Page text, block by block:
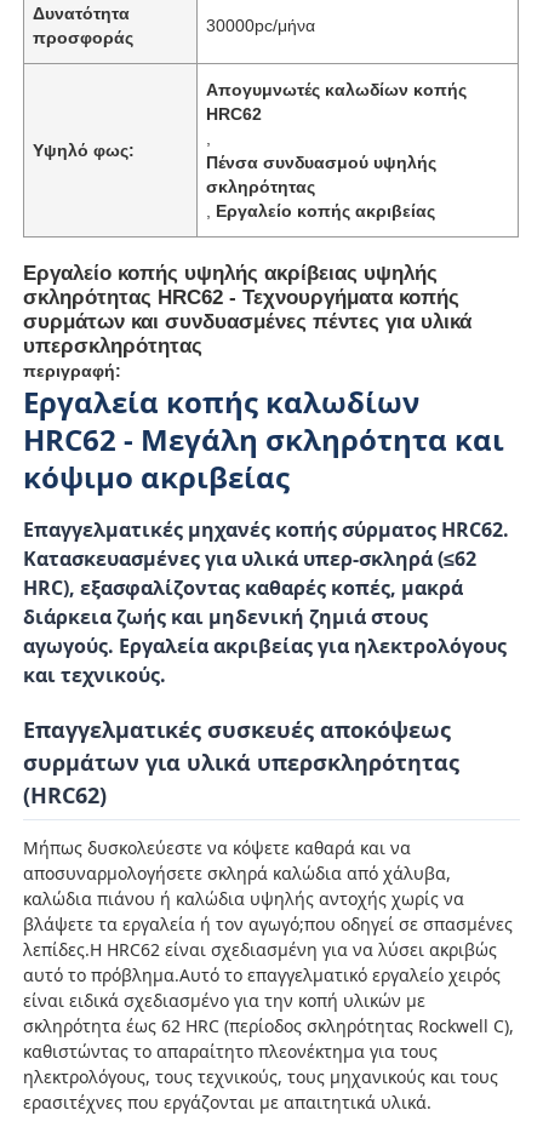
Αρχική Σελίδα
Δυνατότητα
προσφοράς
30000pc/μήνα
Υψηλό φως:
Απογυμνωτές καλωδίων κοπής
HRC62
Πένσα συνδυασμού υψηλής
σκληρότητας
Εργαλείο κοπής ακριβείας
Εργαλείο κοπής υψηλής ακρίβειας υψηλής
σκληρότητας HRC62 - Τεχνουργήματα κοπής
συρμάτων και συνδυασμένες πέντες για υλικά
υπερσκληρότητας
περιγραφή:
Εργαλεία κοπής καλωδίων
HRC62 - Μεγάλη σκληρότητα και
κόψιμο ακριβείας
Επαγγελματικές μηχανές κοπής σύρματος HRC62.
Κατασκευασμένες για υλικά υπερ-σκληρά (≤62
HRC), εξασφαλίζοντας καθαρές κοπές, μακρά
διάρκεια ζωής και μηδενική ζημιά στους
αγωγούς. Εργαλεία ακριβείας για ηλεκτρολόγους
και τεχνικούς.
Επαγγελματικές συσκευές αποκόψεως
συρμάτων για υλικά υπερσκληρότητας
(HRC62)
Μήπως δυσκολεύεστε να κόψετε καθαρά και να
αποσυναρμολογήσετε σκληρά καλώδια από χάλυβα,
καλώδια πιάνου ή καλώδια υψηλής αντοχής χωρίς να
βλάψετε τα εργαλεία ή τον αγωγό;που οδηγεί σε σπασμένες
λεπίδες.Η HRC62 είναι σχεδιασμένη για να λύσει ακριβώς
αυτό το πρόβλημα.Αυτό το επαγγελματικό εργαλείο χειρός
είναι ειδικά σχεδιασμένο για την κοπή υλικών με
σκληρότητα έως 62 HRC (περίοδος σκληρότητας Rockwell C),
καθιστώντας το απαραίτητο πλεονέκτημα για τους
ηλεκτρολόγους, τους τεχνικούς, τους μηχανικούς και τους
ερασιτέχνες που εργάζονται με απαιτητικά υλικά.